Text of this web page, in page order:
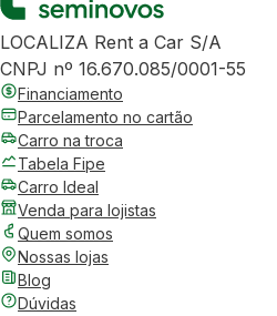
LOCALIZA Rent a Car S/A
CNPJ nº 16.670.085/0001-55
Financiamento
Parcelamento no cartão
Carro na troca
Tabela Fipe
Carro Ideal
Venda para lojistas
Quem somos
Nossas lojas
Blog
Dúvidas